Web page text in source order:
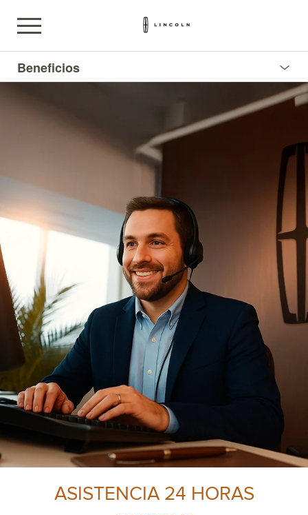
Beneficios
ASISTENCIA 24 HORAS